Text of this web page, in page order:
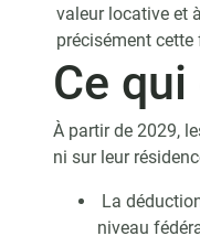
valeur locative et
précisément
Ce
À partir de 2029,
ni sur leur
La
niveau